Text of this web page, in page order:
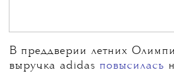
В преддверии летних
выручка adidas повысилась